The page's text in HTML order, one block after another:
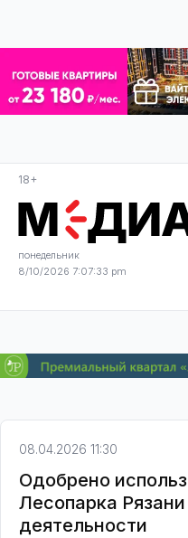
18+
понедельник
8/10/2026 7:07:34 pm
08.04.2026 11:30
Одобрено
Лесопарка
деятельности